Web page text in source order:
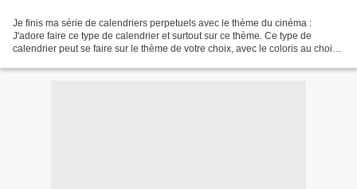
Je finis ma série de calendriers perpetuels avec le thème du cinéma :
J'adore faire ce type de calendrier et surtout sur ce thème. Ce type de
calendrier peut se faire sur le thème de votre choix, avec le coloris au choix.